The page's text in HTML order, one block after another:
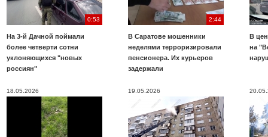
0:53
На 3-й Дачной поймали
более четверти сотни
уклоняющихся "новых
россиян"
2:44
В Саратове мошенники
неделями терроризировали
пенсионера. Их курьеров
задержали
В
на
18.05.2026 19.05.2026